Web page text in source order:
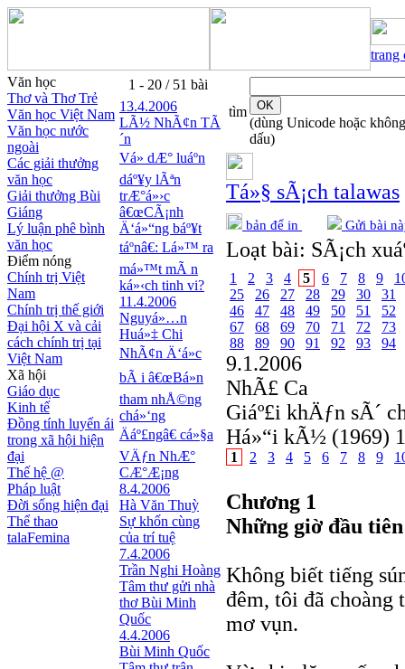
trang
Văn học
Thơ và Thơ Trẻ
Văn học Việt Nam
Văn học nước
ngoài
Các giải thưởng
văn học
Giải thưởng Bùi
Giáng
Lý luận phê bình
văn học
Điểm nóng
Chính trị Việt
Nam
Chính trị thế giới
Đại hội X và cải
cách chính trị tại
Việt Nam
Xã hội
Giáo dục
Kinh tế
Đồng tính luyến ái
trong xã hội hiện
đại
Thế hệ @
Pháp luật
Đời sống hiện đại
Thể thao
talaFemina
1 - 20 / 51 bài
13.4.2006
LÃ½ NhÃ¢n TÃ
´n
Vá» dÆ° luáº­n
dáº¥y lÃªn
trÆ°á»›c
â€œCÃ¡nh
Ä‘á»“ng báº¥t
táº­nâ€: Lá»™ ra
má»™t mÃ n
ká»‹ch tinh vi?
11.4.2006
Nguyá»…n
Huá»‡ Chi
NhÃ¢n Ä‘á»c
bÃ i â€œBá»n
tham nhÅ©ng
chá»‘ng
Äáº£ngâ€ cá»§a
VÄƒn NhÆ°
CÆ°Æ¡ng
8.4.2006
Hà Văn Thuỳ
Sự khốn cùng
của trí tuệ
7.4.2006
Trần Nghi Hoàng
Tâm thư gửi nhà
thơ Bùi Minh
Quốc
4.4.2006
Bùi Minh Quốc
tìm
(dùng Unicode hoặc không
dấu)
Tá»§ sÃ¡ch talawas
bản để in Gửi bài
Loạt bài: SÃ¡ch
1 2 3 4 5 6 7 8 9
25
26 27 28 29 30
31
46
47 48 49 50 51
52
67
68 69 70 71 72
73
88
89 90 91 92 93 94
9.1.2006
NhÃ£ Ca
Giáº£i khÄƒn sÃ´
Há»“i kÃ½ (1969)
1 2 3 4 5 6 7 8 9
Chương 1
Những giờ đầu tiên
Không biết tiếng
đêm, tôi đã choàng
mơ vụn.